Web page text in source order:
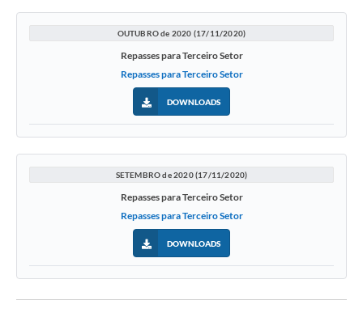
OUTUBRO de 2020 (17/11/2020)
Repasses para Terceiro Setor
Repasses para Terceiro Setor
DOWNLOADS
SETEMBRO de 2020 (17/11/2020)
Repasses para Terceiro Setor
Repasses para Terceiro Setor
DOWNLOADS